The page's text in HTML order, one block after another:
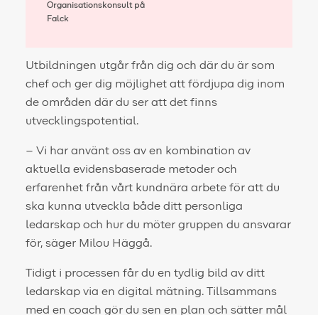
Organisationskonsult på
Falck
Utbildningen utgår från dig och där du är som
chef och ger dig möjlighet att fördjupa dig inom
de områden där du ser att det finns
utvecklingspotential.
– Vi har använt oss av en kombination av
aktuella evidensbaserade metoder och
erfarenhet från vårt kundnära arbete för att du
ska kunna utveckla både ditt personliga
ledarskap och hur du möter gruppen du ansvarar
för, säger Milou Häggå.
Tidigt i processen får du en tydlig bild av ditt
ledarskap via en digital mätning. Tillsammans
med en coach gör du sen en plan och sätter mål